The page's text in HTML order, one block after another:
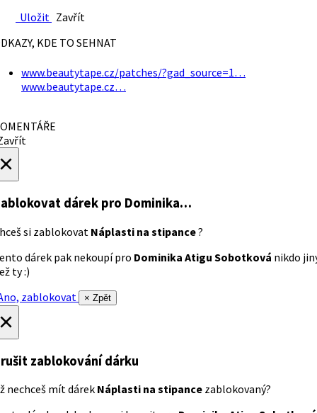
Uložit Zavřít
KDE TO SEHNAT
www.beautytape.cz/patches/?gad_source=1…
www.beautytape.cz…
dárek pro Dominika…
si zablokovat Náplasti na stipance?
dárek pak nekoupí pro Dominika Atigu Sobotková nikdo
ty :)
zablokovat
× Zpět
zablokování dárku
nechceš mít dárek Náplasti na stipance zablokovaný?